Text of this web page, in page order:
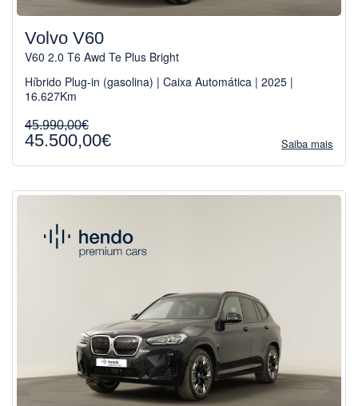
Volvo V60
V60 2.0 T6 Awd Te Plus Bright
Híbrido Plug-in (gasolina) | Caixa Automática | 2025 |
16.627Km
45.990,00€
45.500,00€ Saiba mais